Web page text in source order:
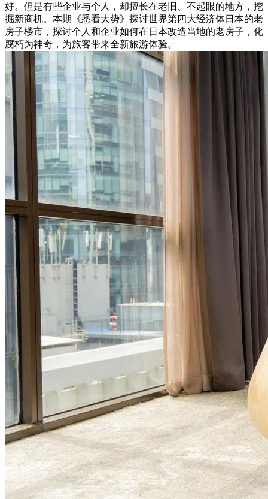
好。但是有些企业与个人，却擅长在老旧、不起眼的地方，挖
掘新商机。本期《悉看大势》探讨世界第四大经济体日本的老
房子楼市，探讨个人和企业如何在日本改造当地的老房子，化
腐朽为神奇，为旅客带来全新旅游体验。